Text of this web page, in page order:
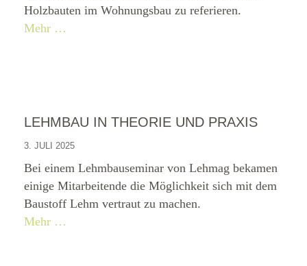
Holzbauten im Wohnungsbau zu referieren.
Mehr …
LEHMBAU IN THEORIE UND PRAXIS
3. JULI 2025
Bei einem Lehmbauseminar von Lehmag bekamen
einige Mitarbeitende die Möglichkeit sich mit dem
Baustoff Lehm vertraut zu machen.
Mehr …